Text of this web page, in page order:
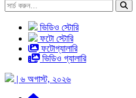
ভিডিও স্টোরি
ফটো স্টোরি
ফটোগ্যালারি
ভিডিও গ্যালারি
| ৬ অগাস্ট, ২০২৬